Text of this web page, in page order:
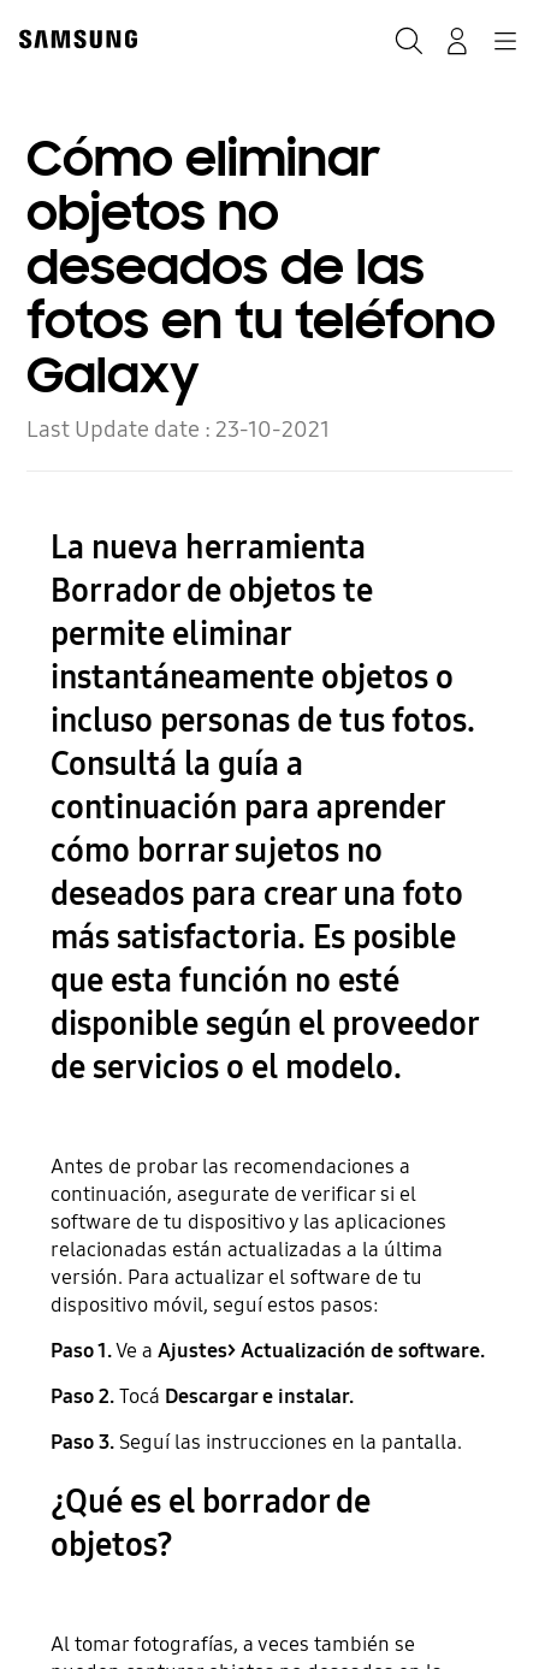
content
Cómo eliminar
objetos no
deseados de las
fotos en tu teléfono
Galaxy
Last Update date :23-10-2021
La nueva herramienta
Borrador de objetos te
permite eliminar
instantáneamente objetos o
incluso personas de tus fotos.
Consultá la guía a
continuación para aprender
cómo borrar sujetos no
deseados para crear una foto
más satisfactoria. Es posible
que esta función no esté
disponible según el proveedor
de servicios o el modelo.
Antes de probar las recomendaciones a
continuación, asegurate de verificar si el
software de tu dispositivo y las aplicaciones
relacionadas están actualizadas a la última
versión. Para actualizar el software de tu
dispositivo móvil, seguí estos pasos:
Paso 1.Ve aAjustes> Actualización de software.
Paso 2.Tocá Descargar e instalar.
Paso 3. Seguí las instrucciones en la pantalla.
¿Qué es el borrador de
objetos?
Al tomar fotografías, a veces también se